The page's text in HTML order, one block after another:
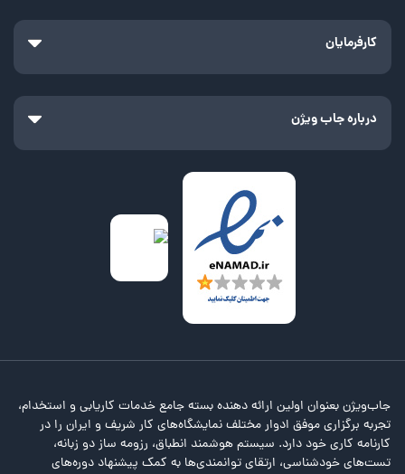
کارفرمایان
درباره جاب ویژن
جاب‌ویژن بعنوان اولین ارائه دهنده بسته جامع خدمات کاریابی و استخدام،
تجربه برگزاری موفق ادوار مختلف نمایشگاه‌های کار شریف و ایران را در
کارنامه کاری خود دارد. سیستم هوشمند انطباق، رزومه ساز دو زبانه،
تست‌های خودشناسی، ارتقای توانمندی‌ها به کمک پیشنهاد دوره‌های